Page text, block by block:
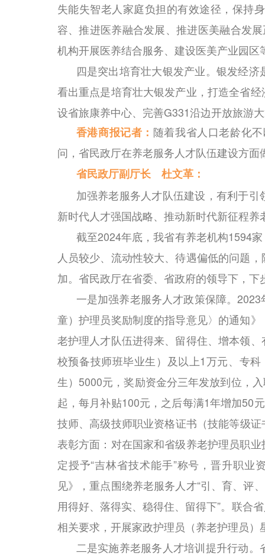
失能失智老人家庭负担的有效途径，保持
容、推进医养融合发展、推进医美融合发
机构开展医养结合服务、建设医美产业园
四是突出培育壮大银发产业。银发经
看出重点是培育壮大银发产业，打造全省
设省旅康养中心、完善G331沿边开放旅游
香港商报记者： 随着我省人口老龄化
问，省民政厅在养老服务人才队伍建设方
省民政厅副厅长 杜文革：
加强养老服务人才队伍建设，有利于
新时代人才强国战略、推动新时代新征程
截至2024年底，我省有养老机构1594
人员较少、流动性较大、待遇偏低的问题
加。省民政厅在省委、省政府的领导下，
一是加强养老服务人才政策保障。
童）护理员奖励制度的指导意见〉的通知
老护理人才队伍进得来、留得住、增本领
校预备技师班毕业生）及以上1万元、专
生）5000元，奖励资金分三年发放到位，
起，每月补贴100元，之后每满1年增加50
技师、高级技师职业资格证书（技能等级
表彰方面：对在国家和省级养老护理员职
定授予“吉林省技术能手”称号，晋升职
见》，重点围绕养老服务人才“引、育、评
用得好、落得实、稳得住、留得下”。联合
相关要求，开展家政护理员（养老护理员）
二是实施养老服务人才培训提升行动